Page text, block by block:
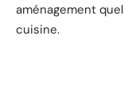
aménagement
cuisine.